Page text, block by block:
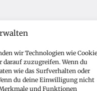
wir Technologien wie
zuzugreifen. Wenn du
wie das Surfverhalten oder
du deine Einwilligung nicht
und Funktionen